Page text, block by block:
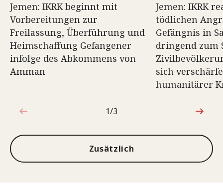
Jemen: IKRK beginnt mit
Vorbereitungen zur
Freilassung, Überführung und
Heimschaffung Gefangener
infolge des Abkommens von
Amman
Jemen: IKRK
tödlichen
Gefängnis in
dringend zum
sich
humanitärer
1von3
1/3
Zusätzlich